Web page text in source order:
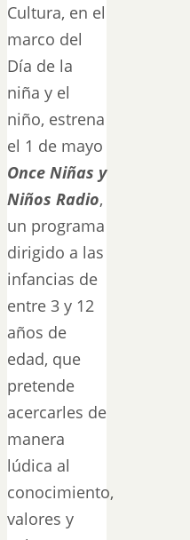
Cultura, en el
marco del
Día de la
niña y el
niño, estrena
el 1 de mayo
Once Niñas y
Niños Radio,
un programa
dirigido a las
infancias de
entre 3 y 12
años de
edad, que
pretende
acercarles de
manera
lúdica al
conocimiento,
valores y